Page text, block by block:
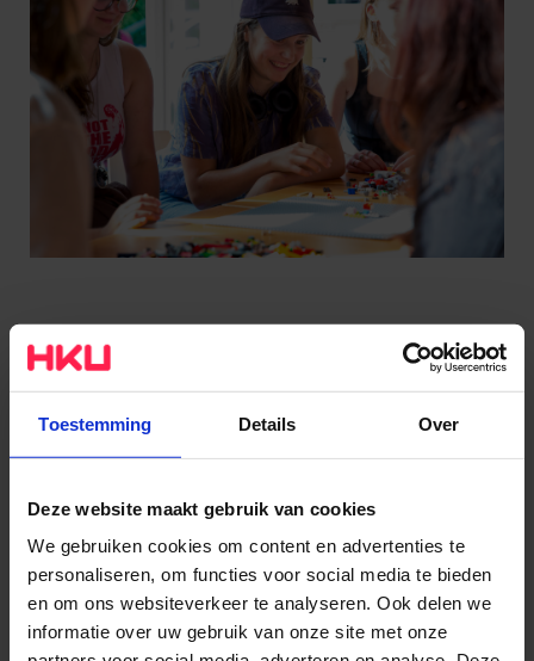
Toestemming Details Over
Deze website maakt gebruik van cookies
We gebruiken cookies om content en advertenties te
personaliseren, om functies voor social media te bieden
en om ons websiteverkeer te analyseren. Ook delen we
informatie over uw gebruik van onze site met onze
Iedere studie heeft keuzevakken, en in een minor duik
jij voor zes maanden in een nieuw onderwerp. Je kunt
bijvoorbeeld zakelijk leren ondernemen als muzikant,
de mediawereld induiken als ontwerper of mode
HKU heeft de meeste minoren van elke
kunsthogeschool in Nederland. Je kunt bij ons een
minor volgen als je aan HKU studeert, maar ook als je
een totaal andere studie doet.